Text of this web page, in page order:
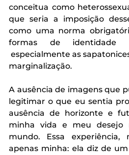
conceitua como
que seria a imposição
como uma norma
formas de identidade
especialmente as
marginalização.
A ausência de imagens que
legitimar o que eu sentia
ausência de horizonte e
minha vida e meu desejo
mundo. Essa
apenas minha: ela diz de